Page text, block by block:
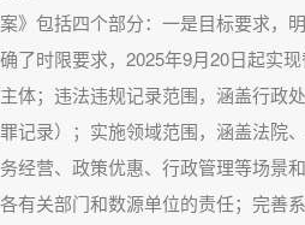
包括四个部分：一是目标要求，
了时限要求，2025年9月20日起实
体；违法违规记录范围，涵盖行政
记录）；实施领域范围，涵盖法院
经营、政策优惠、行政管理等场景
有关部门和数源单位的责任；完善